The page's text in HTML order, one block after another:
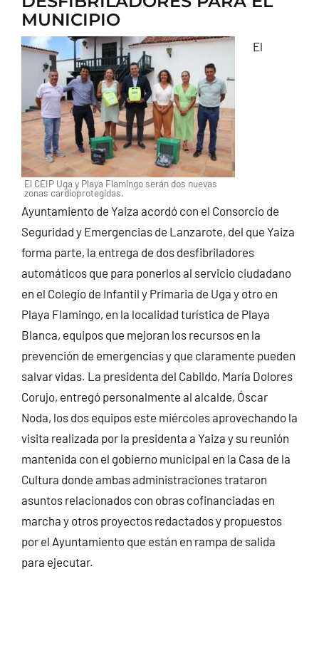
CONTACTO
MUNICIPIO
El CEIP Uga y Playa Flamingo serán dos nuevas
zonas cardioprotegidas.
El
Ayuntamiento de Yaiza acordó con el Consorcio de
Seguridad y Emergencias de Lanzarote, del que Yaiza
forma parte, la entrega de dos desfibriladores
automáticos que para ponerlos al servicio ciudadano
en el Colegio de Infantil y Primaria de Uga y otro en
Playa Flamingo, en la localidad turística de Playa
Blanca, equipos que mejoran los recursos en la
prevención de emergencias y que claramente pueden
salvar vidas. La presidenta del Cabildo, María Dolores
Corujo, entregó personalmente al alcalde, Óscar
Noda, los dos equipos este miércoles aprovechando la
visita realizada por la presidenta a Yaiza y su reunión
mantenida con el gobierno municipal en la Casa de la
Cultura donde ambas administraciones trataron
asuntos relacionados con obras cofinanciadas en
marcha y otros proyectos redactados y propuestos
por el Ayuntamiento que están en rampa de salida
para ejecutar.